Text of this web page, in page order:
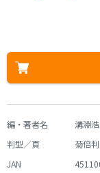
編・著者名
溝淵
判型／頁
菊倍
JAN